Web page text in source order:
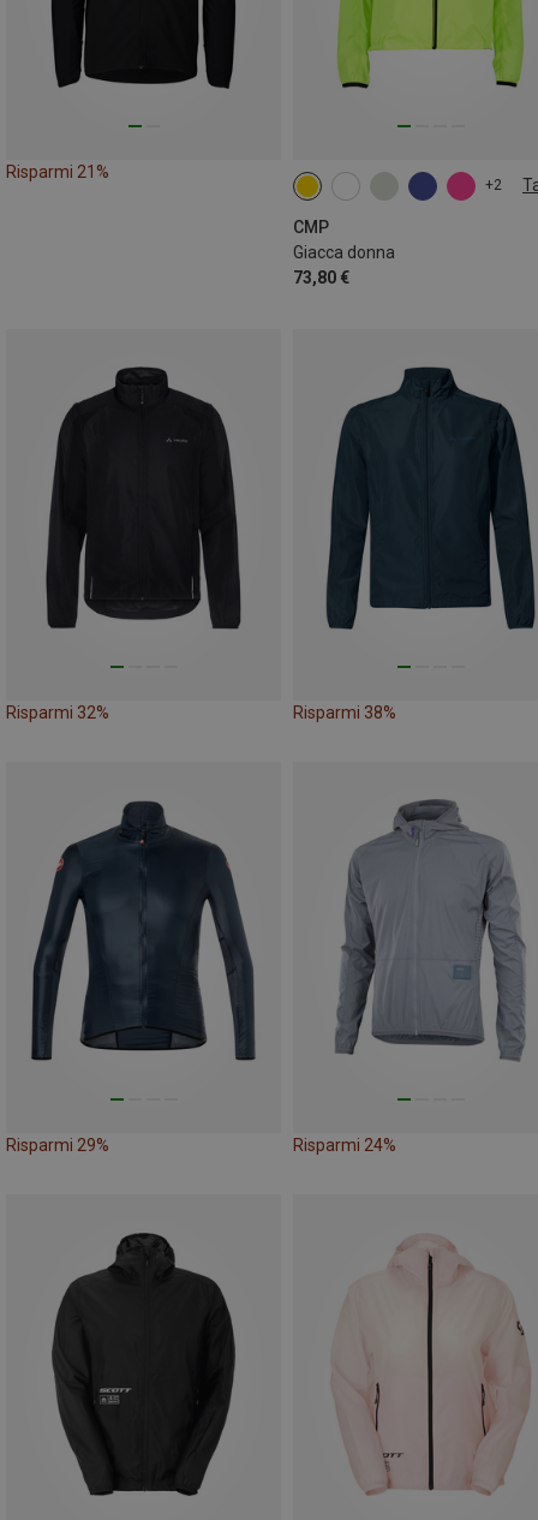
Risparmi 21%
+2
CMP
Giacca donna
73,80 €
Risparmi 32% Risparmi 38%
Risparmi 29% Risparmi 24%